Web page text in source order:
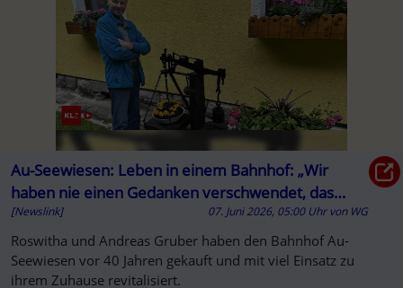
Au-Seewiesen: Leben in einem Bahnhof: „Wir
haben nie einen Gedanken verschwendet, das
Gebäude abzureißen“
[Newslink] 07. Juni 2026, 05:00 Uhr von WG
Roswitha und Andreas Gruber haben den Bahnhof Au-
Seewiesen vor 40 Jahren gekauft und mit viel Einsatz zu
ihrem Zuhause revitalisiert.